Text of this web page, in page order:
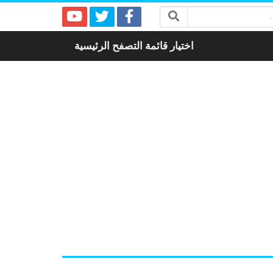
اختيار قائمة التصفح الرئيسية